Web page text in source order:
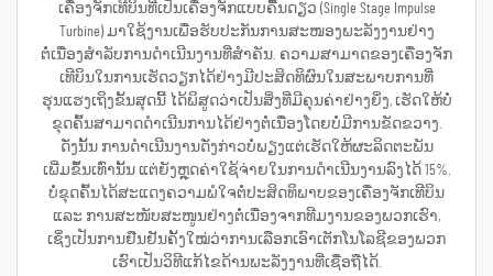
ເຄື່ອງຈັກເທີບິນທີ່ເປັນເຄື່ອງຈັກແບບຄື້ນດຽວ (Single Stage Impulse
Turbine) ມາໃຊ້ງານເພື່ອຮັບປະກັນການສະໜອງພະລັງງານຢ່າງ
ຕໍ່ເນື່ອງສຳລັບການດຳເນີນງານທີ່ສຳຄັນ. ຄວາມສາມາດຂອງເຄື່ອງຈັກ
ເທີບິນໃນການເຮັດວຽກໄດ້ຢ່າງມີປະສິດທິຜົນໃນສະພາບການທີ່
ຮຸນແຮງເຖິງຂັ້ນສຸດນີ້ ໄດ້ພິສູດວ່າເປັນສິ່ງທີ່ມີຄຸນຄ່າຢ່າງຍິ່ງ, ເຮັດໃຫ້ບໍ່
ຂຸດຄົ້ນສາມາດດຳເນີນການໄດ້ຢ່າງຕໍ່ເນື່ອງໂດຍບໍ່ມີການຂັດຂວາງ.
ດັ່ງນັ້ນ ການດຳເນີນງານດັ່ງກ່າວບໍ່ພຽງແຕ່ເຮັດໃຫ້ຜະລິດຕະພັນ
ເພີ່ມຂຶ້ນເທົ່ານັ້ນ ແຕ່ຍັງຫຼຸດຄ່າໃຊ້ຈ່າຍໃນການດຳເນີນງານລົງໄດ້ 15%.
ບໍ່ຂຸດຄົ້ນໄດ້ສະແດງຄວາມພໍໃຈຕໍ່ປະສິດທິພາບຂອງເຄື່ອງຈັກເທີບິນ
ແລະ ການສະໜັບສະໜູນຢ່າງຕໍ່ເນື່ອງຈາກທີມງານຂອງພວກເຮົາ,
ເຊິ່ງເປັນການຢືນຢັນຄັ້ງໃໝ່ວ່າການເລືອກເອົາເຕັກໂນໂລຊີຂອງພວກ
ເຮົາເປັນວິທີແກ້ໄຂດ້ານພະລັງງານທີ່ເຊື່ອຖືໄດ້.